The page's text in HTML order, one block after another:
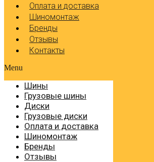
Оплата и доставка
Шиномонтаж
Бренды
Отзывы
Контакты
Menu
Шины
Грузовые шины
Диски
Грузовые диски
Оплата и доставка
Шиномонтаж
Бренды
Отзывы